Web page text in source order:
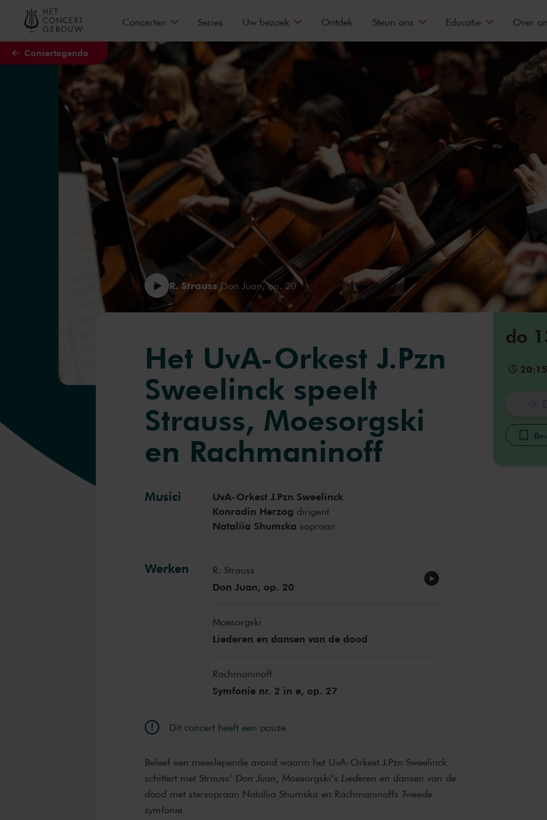
Naar hoofdcontent
Concertagenda
Concerten Series Uw bezoek Ontdek Steun ons Educatie Over
do
20:15
R. Strauss Don Juan, op. 20
Het UvA-Orkest J.Pzn
Sweelinck speelt
Strauss, Moesorgski
en Rachmaninoff
Musici
UvA-Orkest J.Pzn Sweelinck
Konradin Herzog dirigent
Nataliia Shumska sopraan
Werken R. Strauss
Don Juan, op. 20
Moesorgski
Liederen en dansen van de dood
Rachmaninoff
Symfonie nr. 2 in e, op. 27
Dit concert heeft een pauze
Beleef een meeslepende avond waarin het UvA-Orkest J.Pzn Sweelinck
schittert met Strauss’ Don Juan , Moesorgski’s Liederen en dansen van de
dood met stersopraan Nataliia Shumska en Rachmaninoffs Tweede
symfonie.